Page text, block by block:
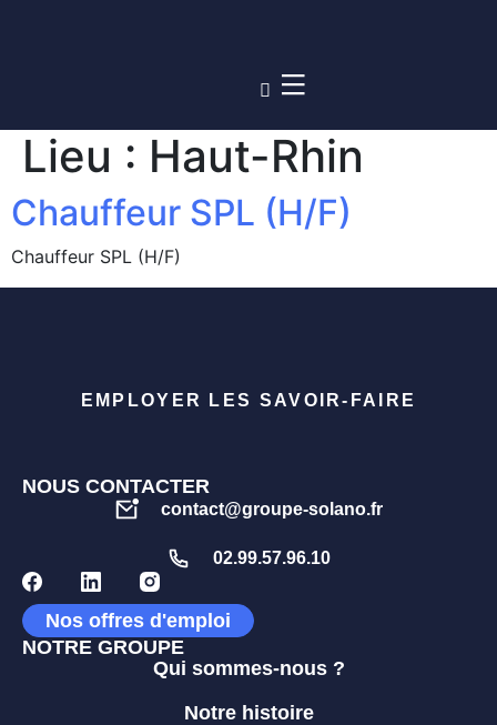
Lieu : Haut-Rhin
Chauffeur SPL (H/F)
Chauffeur SPL (H/F)
EMPLOYER LES SAVOIR-FAIRE
NOUS CONTACTER
contact@groupe-solano.fr
02.99.57.96.10
Nos offres d'emploi
NOTRE GROUPE
Qui sommes-nous ?
Notre histoire